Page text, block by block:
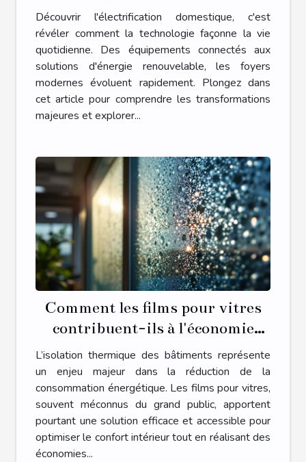
nos foyers ?
Découvrir l'électrification domestique, c'est
révéler comment la technologie façonne la vie
quotidienne. Des équipements connectés aux
solutions d'énergie renouvelable, les foyers
modernes évoluent rapidement. Plongez dans
cet article pour comprendre les transformations
majeures et explorer...
Comment les films pour vitres
contribuent-ils à l'économie
d'énergie ?
L’isolation thermique des bâtiments représente
un enjeu majeur dans la réduction de la
consommation énergétique. Les films pour vitres,
souvent méconnus du grand public, apportent
pourtant une solution efficace et accessible pour
optimiser le confort intérieur tout en réalisant des
économies...